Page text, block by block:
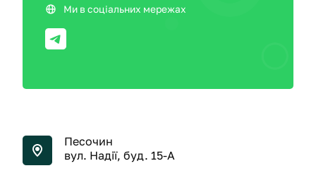
Ми в соціальних мережах
Песочин
вул. Надії, буд. 15-А